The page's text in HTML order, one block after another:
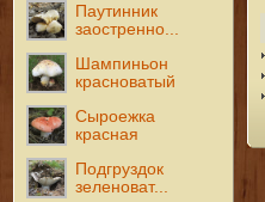
Паутинник
заостренно...
Шампиньон
красноватый
Сыроежка
красная
Подгруздок
зеленоват...